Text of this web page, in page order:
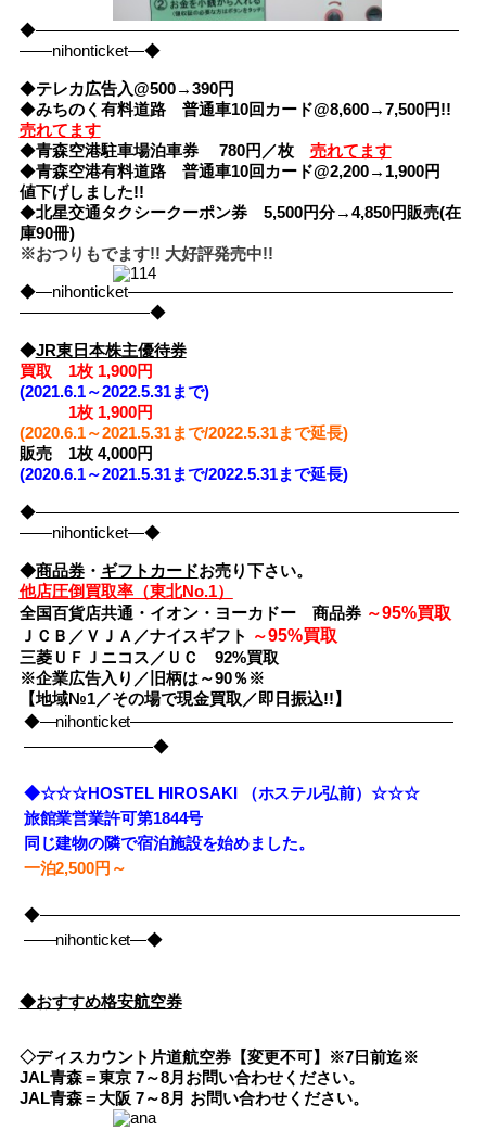
◆――――――――――――――――――――――――――
――nihonticket―◆
◆テレカ広告入@500→390円
◆みちのく有料道路 普通車10回カード@8,600→7,500円!!
売れてます
◆青森空港駐車場泊車券 780円／枚
売れてます
◆青森空港有料道路 普通車10回カード@2,200→1,900円
値下げしました!!
◆北星交通タクシークーポン券 5,500円分→4,850円販売(在
庫90冊)
※おつりもでます!! 大好評発売中!!
◆―nihonticket――――――――――――――――――――
――――――――◆
◆JR東日本株主優待券
買取 1枚 1,900円
(2021.6.1～2022.5.31まで)
1枚1,900円
(2020.6.1～2021.5.31まで/2022.5.31まで延長)
販売 1枚 4,000円
(2020.6.1～2021.5.31まで/2022.5.31まで延長)
◆――――――――――――――――――――――――――
――nihonticket―◆
◆商品券・ ギフトカードお売り下さい。
他店圧倒買取率（東北No.1）
全国百貨店共通・イオン・ヨーカドー 商品券～95%買取
ＪＣＢ／ＶＪＡ／ナイスギフト ～95%買取
三菱ＵＦＪニコス／ＵＣ 92%買取
※企業広告入り／旧柄は～90％※
【地域№1／その場で現金買取／即日振込!!】
◆―nihonticket――――――――――――――――――――
――――――――◆
◆☆☆☆HOSTEL HIROSAKI （ホステル弘前）☆☆☆
旅館業営業許可第1844号
同じ建物の隣で宿泊施設を始めました。
一泊2,500円～
◆――――――――――――――――――――――――――
――nihonticket―◆
◆おすすめ格安航空券
◇ディスカウント片道航空券【変更不可】※7日前迄※
JAL青森＝東京 7～8月お問い合わせください。
JAL青森＝大阪 7～8月 お問い合わせください。